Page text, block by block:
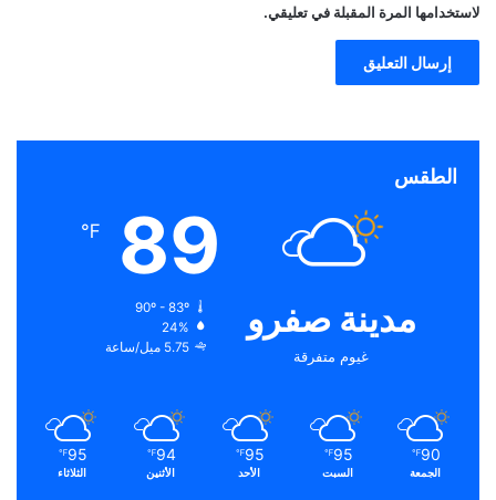
لاستخدامها المرة المقبلة في تعليقي.
الطقس
مدينة صفرو
غيوم متفرقة
89
℉
90º - 83º
24%
5.75 ميل/ساعة
90
℉
الجمعة
95
℉
السبت
95
℉
الأحد
94
℉
الأثنين
95
℉
الثلاثاء